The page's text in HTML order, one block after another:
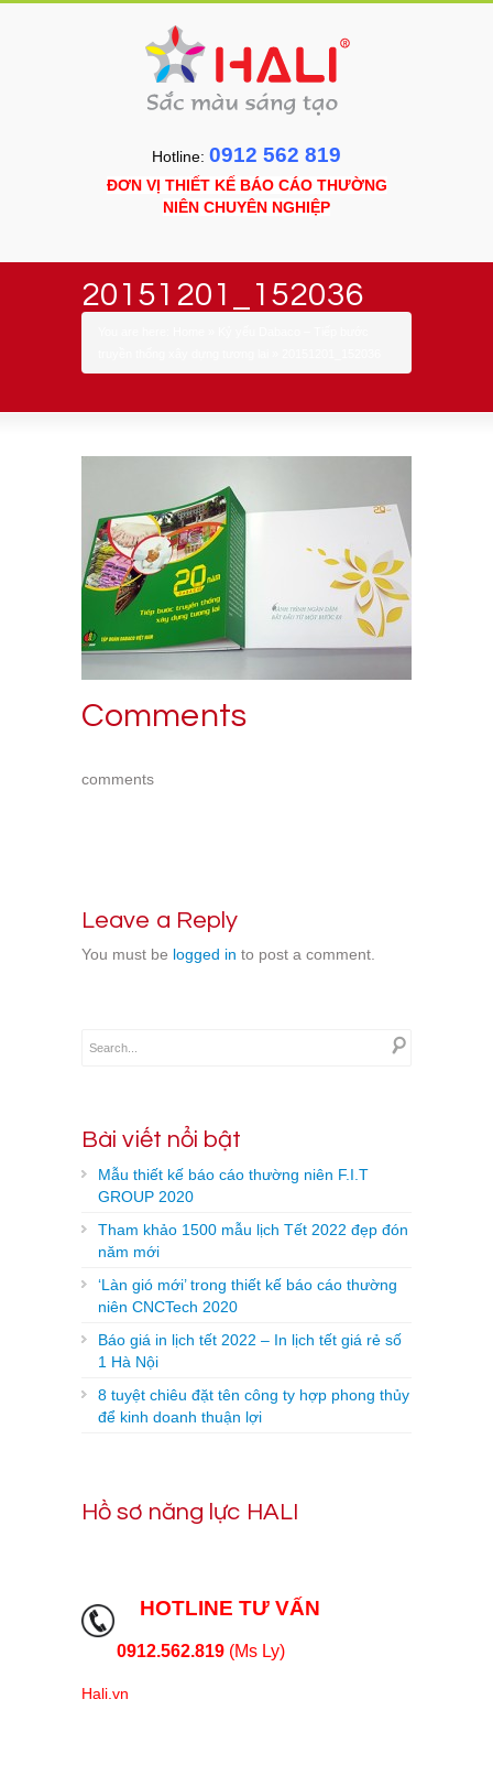
Hotline: 0912 562 819
ĐƠN VỊ THIẾT KẾ BÁO CÁO THƯỜNG
NIÊN CHUYÊN NGHIỆP
20151201_152036
Comments
comments
Leave a Reply
You must be logged in to post a comment.
Bài viết nổi bật
Mẫu thiết kế báo cáo thường niên F.I.T
GROUP 2020
Tham khảo 1500 mẫu lịch Tết 2022 đẹp đón
năm mới
‘Làn gió mới’ trong thiết kế báo cáo thường
niên CNCTech 2020
Báo giá in lịch tết 2022 – In lịch tết giá rẻ số
1 Hà Nội
8 tuyệt chiêu đặt tên công ty hợp phong thủy
để kinh doanh thuận lợi
Hồ sơ năng lực HALI
HOTLINE TƯ VẤN
0912.562.819 (Ms Ly)
Hali.vn